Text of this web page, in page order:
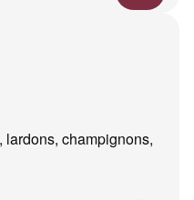
lardons, champignons,